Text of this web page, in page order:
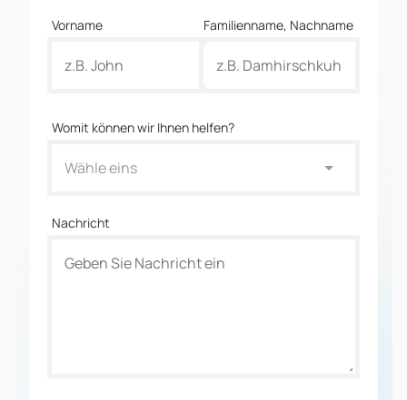
Vorname Familienname, Nachname
Womit können wir Ihnen helfen?
Wähle eins
Nachricht